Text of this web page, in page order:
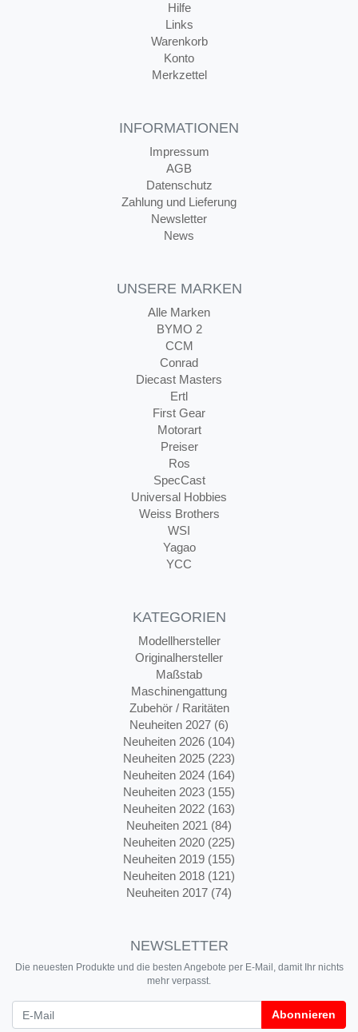
Hilfe
Links
Warenkorb
Konto
Merkzettel
INFORMATIONEN
Impressum
AGB
Datenschutz
Zahlung und Lieferung
Newsletter
News
UNSERE MARKEN
Alle Marken
BYMO 2
CCM
Conrad
Diecast Masters
Ertl
First Gear
Motorart
Preiser
Ros
SpecCast
Universal Hobbies
Weiss Brothers
WSI
Yagao
YCC
KATEGORIEN
Modellhersteller
Originalhersteller
Maßstab
Maschinengattung
Zubehör / Raritäten
Neuheiten 2027 (6)
Neuheiten 2026 (104)
Neuheiten 2025 (223)
Neuheiten 2024 (164)
Neuheiten 2023 (155)
Neuheiten 2022 (163)
Neuheiten 2021 (84)
Neuheiten 2020 (225)
Neuheiten 2019 (155)
Neuheiten 2018 (121)
Neuheiten 2017 (74)
NEWSLETTER
Die neuesten Produkte und die besten Angebote per E-Mail, damit Ihr nichts
mehr verpasst.
Abonnieren